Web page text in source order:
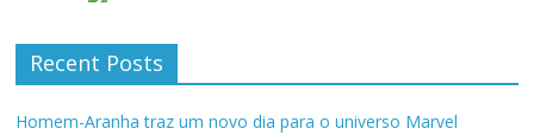
Recent Posts
Homem-Aranha traz um novo dia para o universo Marvel